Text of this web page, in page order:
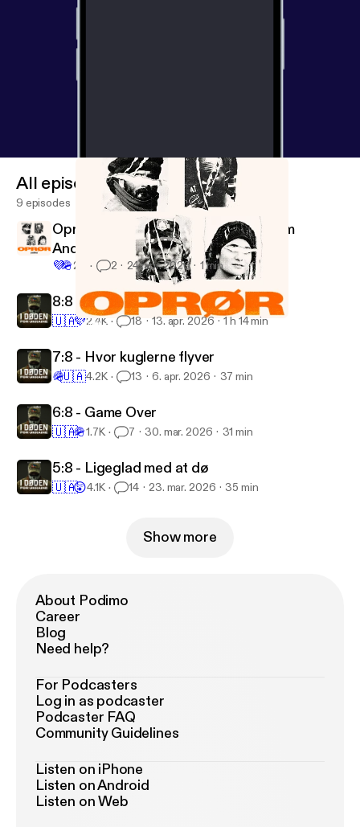
Oprør - ny podcast med Martin Tamm Andersen
All episodes
9 episodes
Oprør - ny podcast med Martin Tamm
Andersen
💜🪖23 2 24. apr. 2026 1 min
8:8 - “Jeg ville 100% gøre det igen”
🇺🇦💜2.4K 18 13. apr. 2026 1 h 14 min
7:8 - Hvor kuglerne flyver
🪖🇺🇦4.2K 13 6. apr. 2026 37 min
6:8 - Game Over
🇺🇦🪖1.7K 7 30. mar. 2026 31 min
5:8 - Ligeglad med at dø
🇺🇦😲4.1K 14 23. mar. 2026 35 min
Show more
About Podimo
Career
Blog
Need help?
For Podcasters
Log in as podcaster
Podcaster FAQ
Community Guidelines
Listen on iPhone
Listen on Android
Listen on Web